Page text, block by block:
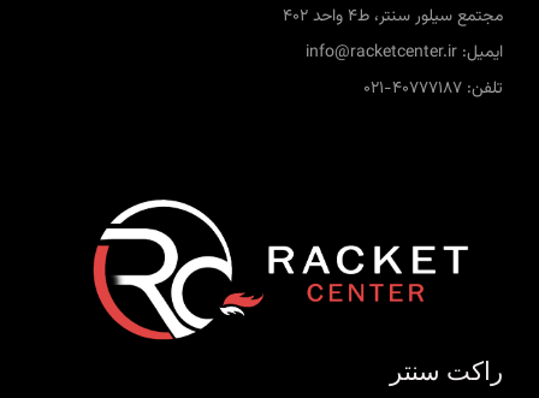
مجتمع سیلور سنتر، ط4 واحد 402
ایمیل: info@racketcenter.ir
تلفن: 40777187-021
راکت سنتر